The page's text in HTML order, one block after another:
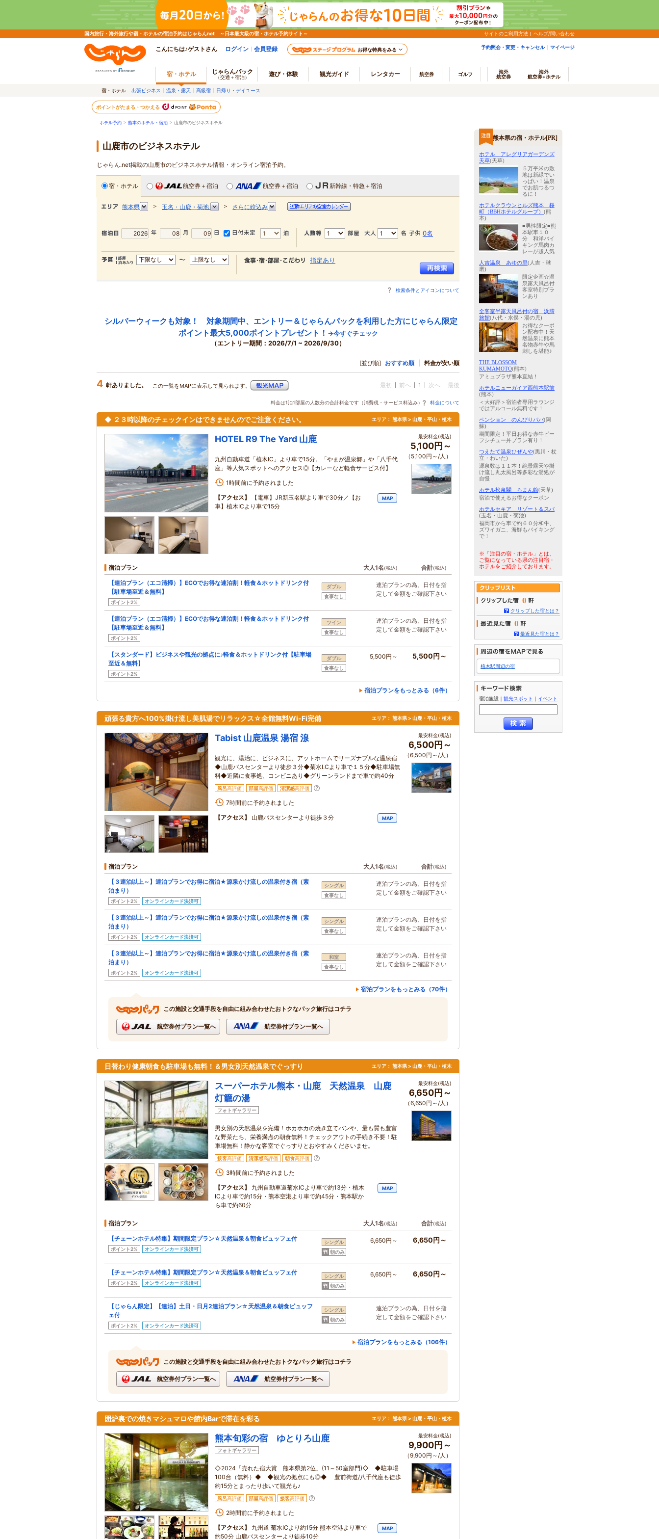
国内旅行・海外旅行や宿・ホテルの宿泊予約はじゃらんnet ～日本最大級の宿・ホテル予約サイト～ サイトのご利用方法 ヘルプ/問い合わせ
こんにちは♪ゲストさん ログイン 会員登録 お得な特典をみる 予約照会・変更・キャンセル マイページ
宿・ホテル じゃらんパック
（交通＋宿泊） 遊び・体験 観光ガイド レンタカー 航空券 ゴルフ
海外
航空券
海外
航空券+ホテル
宿・ホテル 出張ビジネス 温泉・露天 高級宿 日帰り・デイユース
ポイントがたまる・つかえる
ホテル予約 > 熊本のホテル・宿泊 > 山鹿市のビジネスホテル
山鹿市のビジネスホテル
じゃらん.net掲載の山鹿市のビジネスホテル情報・オンライン宿泊予約。
宿・ホテル 航空券＋宿泊 航空券＋宿泊 新幹線・特急＋宿泊
熊本県 ＞ 玉名・山鹿・菊池 ＞ さらに絞込み
0名
指定あり
検索条件とアイコンについて
シルバーウィークも対象！ 対象期間中、エントリー＆じゃらんパックを利用した方にじゃらん限定
ポイント最大5,000ポイントプレゼント！ →今すぐチェック
（エントリー期間：2026/7/1 ~ 2026/9/30）
[並び順] おすすめ順 料金が安い順
4 軒ありました。 この一覧をMAPに表示して見られます。 最初 前へ 1 次へ 最後
料金は1泊1部屋の人数分の合計料金です（消費税・サービス料込み） 料金について
◆ ２３時以降のチェックインはできませんのでご注意ください。 エリア： 熊本県 > 山鹿・平山・植木
HOTEL R9 The Yard 山鹿
九州自動車道「植木IC」より車で15分。「やまが温泉郷」や「八千代
座」等人気スポットへのアクセス◎【カレーなど軽食サービス付】
1時間前に予約されました
【アクセス】
【電車】JR新玉名駅より車で30分／【お
車】植木ICより車で15分
MAP
最安料金(税込)
5,100円～
（5,100円～/人）
宿泊プラン 大人1名(税込) 合計(税込)
【連泊プラン（エコ清掃）】ECOでお得な連泊割！軽食＆ホットドリンク付
【駐車場至近＆無料】
ポイント2%
ダブル
食事なし
連泊プランの為、日付を指
定して金額をご確認下さい
【連泊プラン（エコ清掃）】ECOでお得な連泊割！軽食＆ホットドリンク付
【駐車場至近＆無料】
ポイント2%
ツイン
食事なし
連泊プランの為、日付を指
定して金額をご確認下さい
【スタンダード】ビジネスや観光の拠点に♪軽食＆ホットドリンク付【駐車場
至近＆無料】
ポイント2%
ダブル
食事なし
5,500円～ 5,500円～
宿泊プランをもっとみる（6件）
頑張る貴方へ100%掛け流し美肌湯でリラックス☆全館無料Wi-Fi完備 エリア： 熊本県 > 山鹿・平山・植木
Tabist 山鹿温泉 湯宿 湶
観光に、湯治に、ビジネスに、アットホームでリーズナブルな温泉宿
◆山鹿バスセンターより徒歩３分◆菊水I.Cより車で１５分◆駐車場無
料◆近隣に食事処、コンビニあり◆グリーンランドまで車で約40分
風呂高評価 部屋高評価 清潔感高評価
7時間前に予約されました
【アクセス】
山鹿バスセンターより徒歩３分 MAP
最安料金(税込)
6,500円～
（6,500円～/人）
宿泊プラン 大人1名(税込) 合計(税込)
【３連泊以上～】連泊プランでお得に宿泊★源泉かけ流しの温泉付き宿（素
泊まり）
ポイント2% オンラインカード決済可
シングル
食事なし
連泊プランの為、日付を指
定して金額をご確認下さい
【３連泊以上～】連泊プランでお得に宿泊★源泉かけ流しの温泉付き宿（素
泊まり）
ポイント2% オンラインカード決済可
シングル
食事なし
連泊プランの為、日付を指
定して金額をご確認下さい
【３連泊以上～】連泊プランでお得に宿泊★源泉かけ流しの温泉付き宿（素
泊まり）
ポイント2% オンラインカード決済可
和室
食事なし
連泊プランの為、日付を指
定して金額をご確認下さい
宿泊プランをもっとみる（70件）
この施設と交通手段を自由に組み合わせたおトクなパック旅行はコチラ
航空券付プラン一覧へ 航空券付プラン一覧へ
日替わり健康朝食も駐車場も無料！＆男女別天然温泉でぐっすり エリア： 熊本県 > 山鹿・平山・植木
スーパーホテル熊本・山鹿 天然温泉 山鹿
灯籠の湯
フォトギャラリー
男女別の天然温泉を完備！ホカホカの焼き立てパンや、量も質も豊富
な野菜たち、栄養満点の朝食無料！チェックアウトの手続き不要！駐
車場無料！静かな客室でぐっすりとおやすみくださいませ。
接客高評価 清潔感高評価 朝食高評価
3時間前に予約されました
【アクセス】
九州自動車道菊水ICより車で約13分・植木
ICより車で約15分・熊本空港より車で約45分・熊本駅か
ら車で約60分
MAP
最安料金(税込)
6,650円～
（6,650円～/人）
宿泊プラン 大人1名(税込) 合計(税込)
【チェーンホテル特集】期間限定プラン☆天然温泉＆朝食ビュッフェ付
ポイント2% オンラインカード決済可
シングル
朝のみ
6,650円～ 6,650円～
【チェーンホテル特集】期間限定プラン☆天然温泉＆朝食ビュッフェ付
ポイント2% オンラインカード決済可
シングル
朝のみ
6,650円～ 6,650円～
【じゃらん限定】【連泊】土日・日月2連泊プラン☆天然温泉＆朝食ビュッフ
ェ付
ポイント2% オンラインカード決済可
シングル
朝のみ
連泊プランの為、日付を指
定して金額をご確認下さい
宿泊プランをもっとみる（106件）
この施設と交通手段を自由に組み合わせたおトクなパック旅行はコチラ
航空券付プラン一覧へ 航空券付プラン一覧へ
囲炉裏での焼きマシュマロや館内Barで滞在を彩る エリア： 熊本県 > 山鹿・平山・植木
熊本旬彩の宿 ゆとりろ山鹿
フォトギャラリー
◇2024「売れた宿大賞 熊本県第2位」(11～50室部門)◇ ◆駐車場
100台（無料）◆ ◆観光の拠点にも◎◆ 豊前街道/八千代座も徒歩
約15分とまったり歩いて観光も♪
風呂高評価 部屋高評価 接客高評価
2時間前に予約されました
【アクセス】
九州道 菊水ICより約15分 熊本空港より車で
約50分 山鹿バスセンターより徒歩10分
MAP
最安料金(税込)
9,900円～
（9,900円～/人）
熊本県の宿・ホテル[PR]
ホテル アレグリアガーデンズ
天草(天草)
５万平米の敷
地は新緑でい
っぱい！温泉
でお肌つるつ
るに！
ホテルクラウンヒルズ熊本 桜
町（BBHホテルグループ） (熊
本)
■男性限定■熊
本駅車１０
分 和洋バイ
キング馬肉カ
レーが超人気
人吉温泉 あゆの里(人吉・球
磨)
限定企画☆温
泉露天風呂付
客室特別プラ
ンあり
全客室半露天風呂付の宿 浜膳
旅館(八代・水俣・湯の児)
お得なクーポ
ン配布中！天
然温泉に熊本
名物赤牛や馬
刺しを堪能♪
THE BLOSSOM
KUMAMOTO(熊本)
アミュプラザ熊本直結！
ホテルニューガイア西熊本駅前
(熊本)
＜大好評＞宿泊者専用ラウンジ
ではアルコール無料です！
ペンション のんびりパパ(阿
蘇)
期間限定！平日お得な赤牛ビー
フシチュー丼プラン有り！
つえたて温泉ひぜんや(黒川・杖
立・わいた)
源泉数は１１本！絶景露天や掛
け流し丸太風呂等多彩な湯処が
自慢
ホテル松泉閣 ろまん館(天草)
宿泊で使えるお得なクーポン
ホテルセキア リゾート＆スパ
(玉名・山鹿・菊池)
福岡市から車で約６０分和牛、
ズワイガニ、海鮮もバイキング
で！
※「注目の宿・ホテル」とは、
ご覧になっている県の注目宿・
ホテルをご紹介しております。
0
クリップした宿とは？
0
最近見た宿とは？
植木駅周辺の宿
宿泊施設 ｜ 観光スポット ｜ イベント